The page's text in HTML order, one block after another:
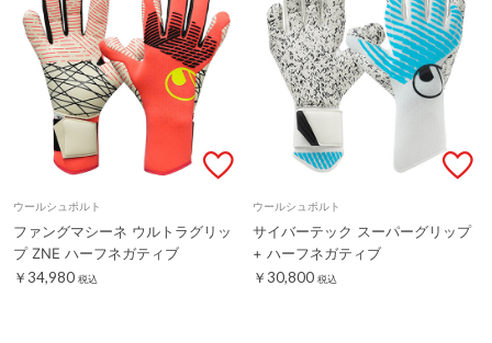
ウールシュポルト
ファングマシーネ ウルトラグリッ
プ ZNE ハーフネガティブ
￥34,980 税込
ウールシュポルト
サイバーテック スーパーグリップ
+ ハーフネガティブ
￥30,800 税込